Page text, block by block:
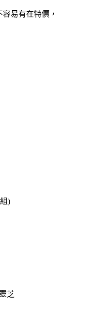
易有在特價，
)
芝